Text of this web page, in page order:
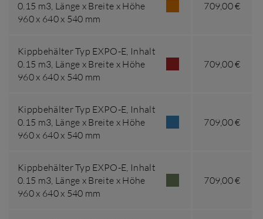
0.15 m3, Länge x Breite x Höhe
960 x 640 x 540 mm
709,00 €
Kippbehälter Typ EXPO-E, Inhalt
0.15 m3, Länge x Breite x Höhe
960 x 640 x 540 mm
709,00 €
Kippbehälter Typ EXPO-E, Inhalt
0.15 m3, Länge x Breite x Höhe
960 x 640 x 540 mm
709,00 €
Kippbehälter Typ EXPO-E, Inhalt
0.15 m3, Länge x Breite x Höhe
960 x 640 x 540 mm
709,00 €